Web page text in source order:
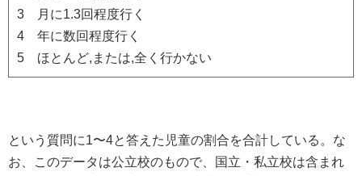
3 月に1.3回程度行く
4 年に数回程度行く
5 ほとんど,または,全く行かない
という質問に1〜4と答えた児童の割合を合計している。な
お、このデータは公立校のもので、国立・私立校は含まれ